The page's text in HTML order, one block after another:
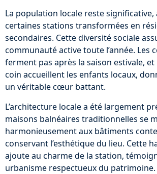
La population locale reste significative,
certaines stations transformées en
secondaires. Cette diversité sociale
communauté active toute l’année. Les
ferment pas après la saison estivale, et
coin accueillent les enfants locaux,
un véritable cœur battant.
L’architecture locale a été largement
maisons balnéaires traditionnelles se
harmonieusement aux bâtiments
conservant l’esthétique du lieu. Cette
ajoute au charme de la station,
urbanisme respectueux du patrimoine.